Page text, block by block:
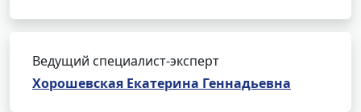
Ведущий специалист-эксперт
Хорошевская Екатерина Геннадьевна